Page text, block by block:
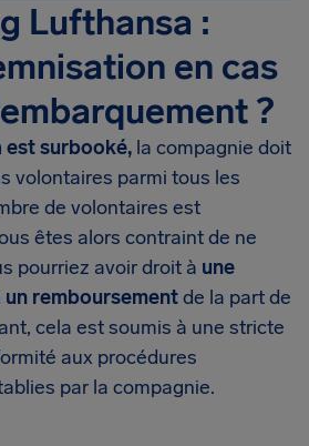
Lufthansa :
en cas
?
est surbooké, la compagnie doit
volontaires parmi tous les
de volontaires est
êtes alors contraint de ne
pourriez avoir droit à une
remboursementde la part de
cela est soumis à une stricte
aux procédures
par la compagnie.